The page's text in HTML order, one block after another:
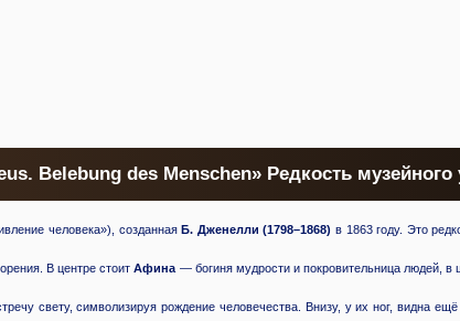
Belebung des Menschen» Редкость
человека»), созданнаяБ. Дженелли (1798–1868) в 1863 году. Это
В центре стоитАфина — богиня мудрости и покровительница людей,
свету, символизируя рождение человечества. Внизу, у их ног, видна